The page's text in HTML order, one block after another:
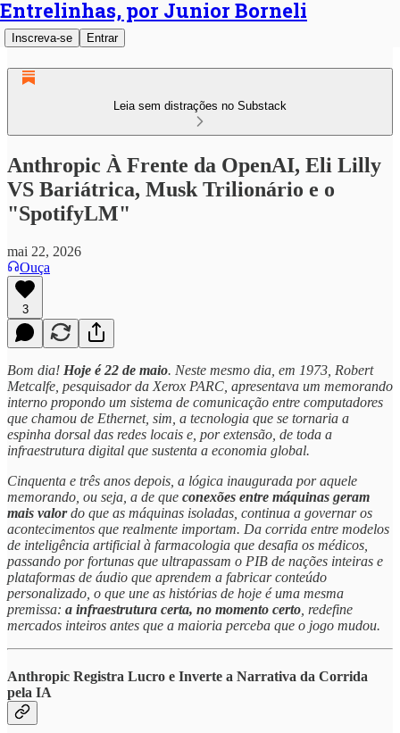
Entrelinhas, por Junior Borneli
Inscreva-se Entrar
Leia sem distrações no Substack
Anthropic À Frente da OpenAI, Eli Lilly
VS Bariátrica, Musk Trilionário e o
"SpotifyLM"
mai 22, 2026
Ouça
3
Bom dia! Hoje é 22 de maio. Neste mesmo dia, em 1973, Robert
Metcalfe, pesquisador da Xerox PARC, apresentava um memorando
interno propondo um sistema de comunicação entre computadores
que chamou de Ethernet, sim, a tecnologia que se tornaria a
espinha dorsal das redes locais e, por extensão, de toda a
infraestrutura digital que sustenta a economia global.
Cinquenta e três anos depois, a lógica inaugurada por aquele
memorando, ou seja, a de que conexões entre máquinas geram
mais valordo que as máquinas isoladas, continua a governar os
acontecimentos que realmente importam. Da corrida entre modelos
de inteligência artificial à farmacologia que desafia os médicos,
passando por fortunas que ultrapassam o PIB de nações inteiras e
plataformas de áudio que aprendem a fabricar conteúdo
personalizado, o que une as histórias de hoje é uma mesma
premissa: a infraestrutura certa, no momento certo , redefine
mercados inteiros antes que a maioria perceba que o jogo mudou.
Anthropic Registra Lucro e Inverte a Narrativa da Corrida
pela IA